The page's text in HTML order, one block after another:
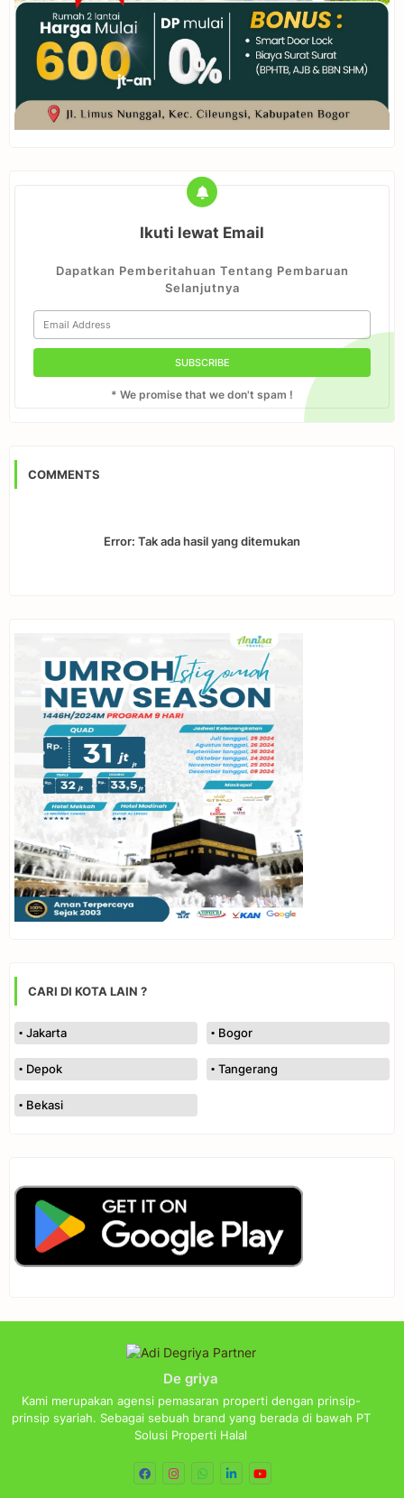
Ikuti lewat Email
Dapatkan Pemberitahuan Tentang Pembaruan
Selanjutnya
* We promise that we don't spam !
COMMENTS
Error: Tak ada hasil yang ditemukan
CARI DI KOTA LAIN ?
Jakarta Bogor
Depok Tangerang
Bekasi
De griya
Kami merupakan agensi pemasaran properti dengan prinsip-
prinsip syariah. Sebagai sebuah brand yang berada di bawah PT
Solusi Properti Halal